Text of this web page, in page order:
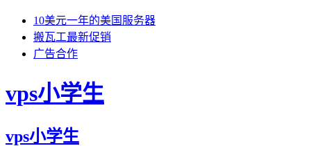
10美元一年的美国服务器
搬瓦工最新促销
广告合作
vps小学生
vps小学生